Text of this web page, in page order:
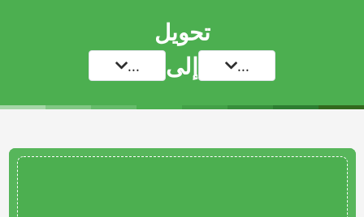
تحويل
... إلى ...